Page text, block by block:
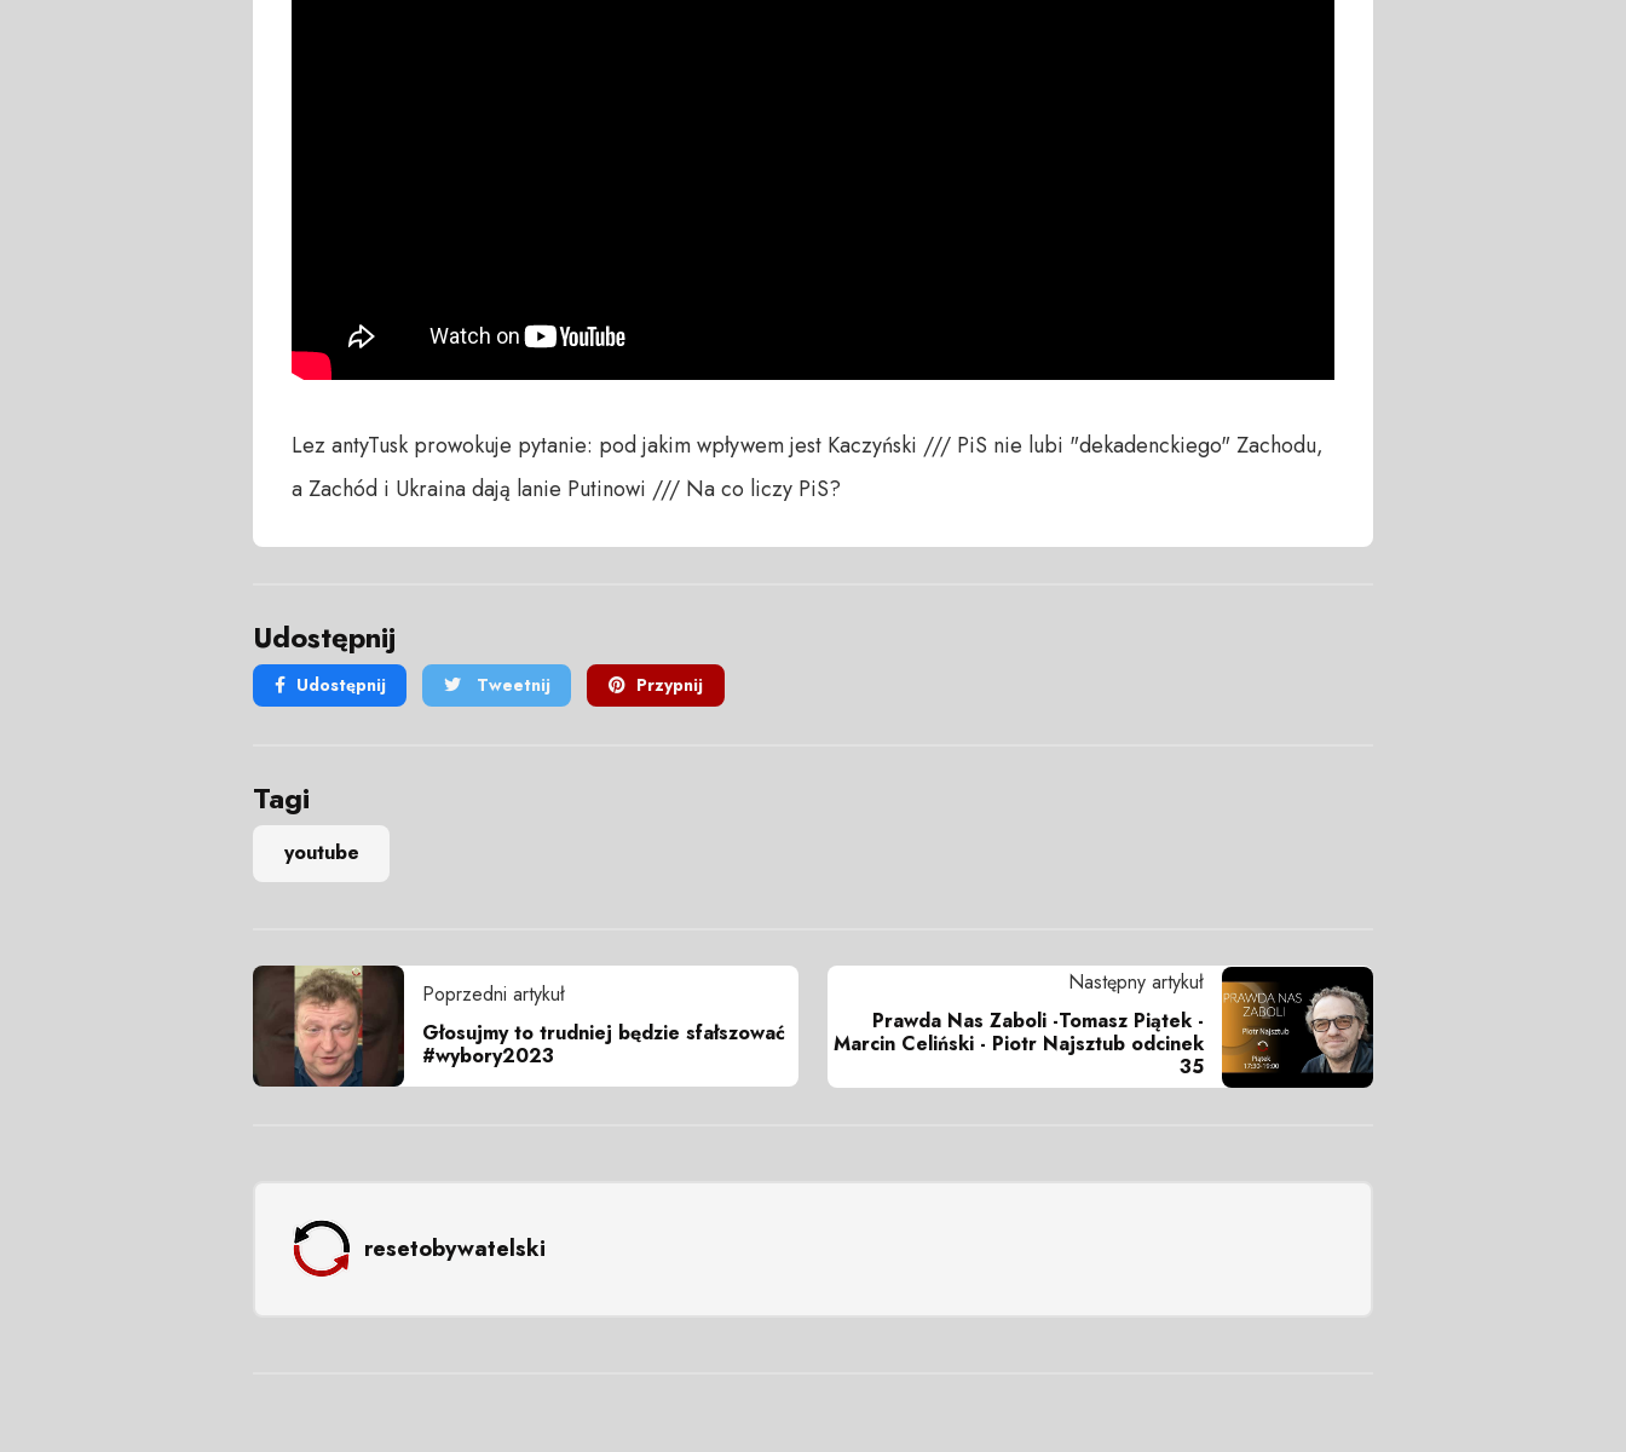
Lez antyTusk prowokuje pytanie: pod jakim wpływem jest Kaczyński /// PiS nie lubi "dekadenckiego" Zachodu,
a Zachód i Ukraina dają lanie Putinowi /// Na co liczy PiS?
Udostępnij
Udostępnij Tweetnij Przypnij
Tagi
youtube
Poprzedni artykuł
Głosujmy to trudniej będzie sfałszować
#wybory2023
Następny artykuł
Prawda Nas Zaboli -Tomasz Piątek -
Marcin Celiński - Piotr Najsztub odcinek
35
resetobywatelski